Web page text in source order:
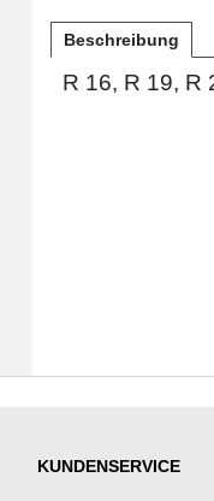
Beschreibung
R 16, R 19, R
KUNDENSERVICE